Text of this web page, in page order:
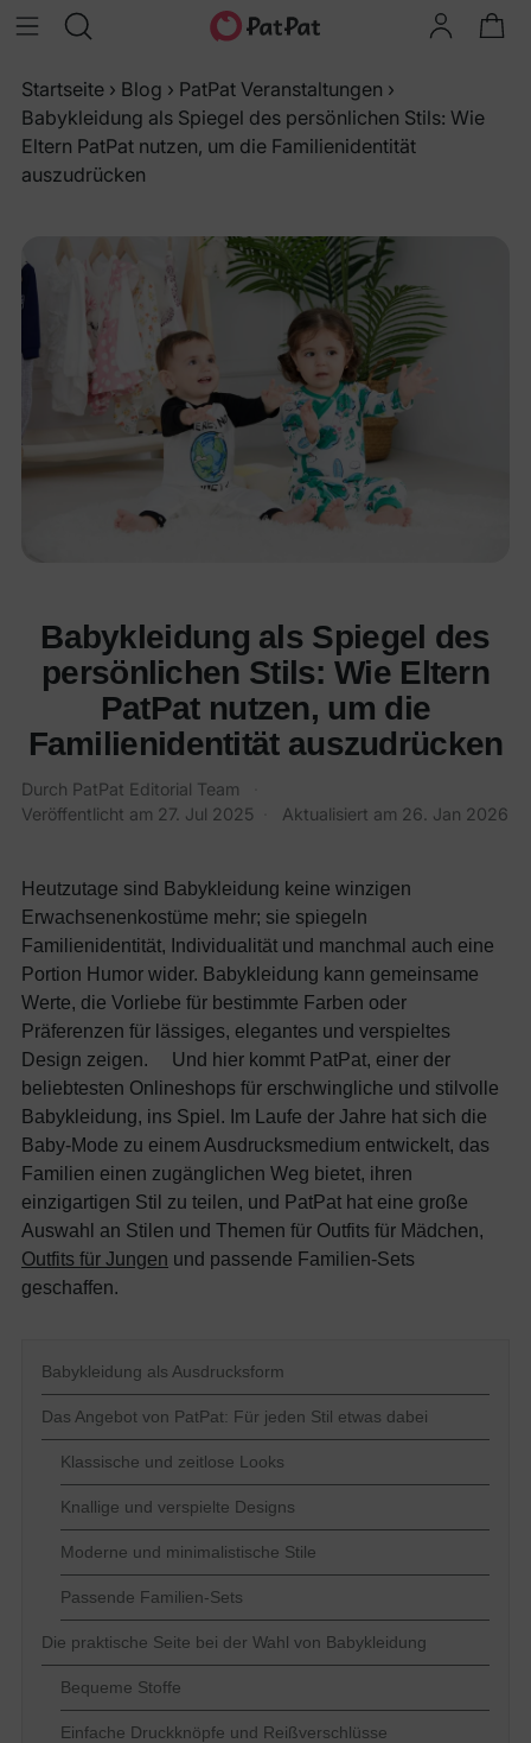
Startseite › Blog › PatPat Veranstaltungen ›
Babykleidung als Spiegel des persönlichen Stils: Wie
Eltern PatPat nutzen, um die Familienidentität
auszudrücken
Babykleidung als Spiegel des
persönlichen Stils: Wie Eltern
PatPat nutzen, um die
Familienidentität auszudrücken
Durch PatPat Editorial Team
Veröffentlicht am 27. Jul 2025 Aktualisiert am 26. Jan 2026
Heutzutage sind Babykleidung keine winzigen
Erwachsenenkostüme mehr; sie spiegeln
Familienidentität, Individualität und manchmal auch eine
Portion Humor wider. Babykleidung kann gemeinsame
Werte, die Vorliebe für bestimmte Farben oder
Präferenzen für lässiges, elegantes und verspieltes
Design zeigen.
Und hier kommt PatPat, einer der
beliebtesten Onlineshops für erschwingliche und stilvolle
Babykleidung, ins Spiel. Im Laufe der Jahre hat sich die
Baby-Mode zu einem Ausdrucksmedium entwickelt, das
Familien einen zugänglichen Weg bietet, ihren
einzigartigen Stil zu teilen, und PatPat hat eine große
Auswahl an Stilen und Themen für Outfits für Mädchen,
Outfits für Jungen und passende Familien-Sets
geschaffen.
Babykleidung als Ausdrucksform
Das Angebot von PatPat: Für jeden Stil etwas dabei
Klassische und zeitlose Looks
Knallige und verspielte Designs
Moderne und minimalistische Stile
Passende Familien-Sets
Die praktische Seite bei der Wahl von Babykleidung
Bequeme Stoffe
Einfache Druckknöpfe und Reißverschlüsse